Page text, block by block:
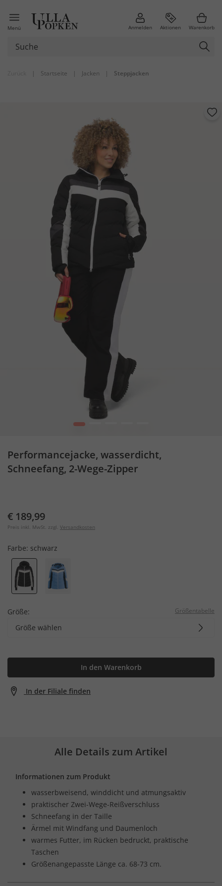
Menü Anmelden Aktionen Warenkorb
| Startseite | Jacken | Steppjacken
1
Performancejacke, wasserdicht,
Schneefang, 2-Wege-Zipper
€ 189,99
Preis inkl. MwSt. zzgl. Versandkosten
Farbe: schwarz
Größe: Größentabelle
Größe wählen
In den Warenkorb
In der Filiale finden
Alle Details zum Artikel
Informationen zum Produkt
wasserbweisend, winddicht und atmungsaktiv
praktischer Zwei-Wege-Reißverschluss
Schneefang in der Taille
Ärmel mit Windfang und Daumenloch
warmes Futter, im Rücken bedruckt, praktische
Taschen
Größenangepasste Länge ca. 68-73 cm.